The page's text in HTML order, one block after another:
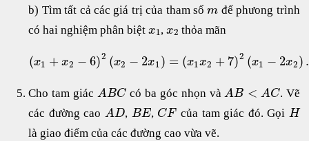
b) Tìm tất cả các giá trị của tham sốm để phưong trình
có hai nghiệm phân biệtx1,x2 thỏa mãn
(x1 + x2 − 6)2 (x2 − 2x1) = (x1x2 + 7)2 (x1 − 2x2 ) .
Cho tam giác ABC có ba góc nhọn vàAB < AC. Vẽ
các đường cao AD, BE, CF của tam giác đó. Gọi H
là giao điểm của các đường cao vừa vẽ.